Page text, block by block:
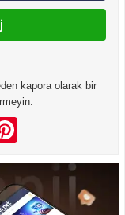
kapora olarak bir